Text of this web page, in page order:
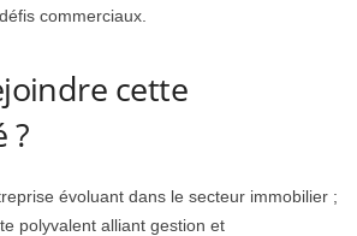
commerciaux.
cette
?
évoluant dans le secteur immobilier ;
polyvalent alliant gestion et